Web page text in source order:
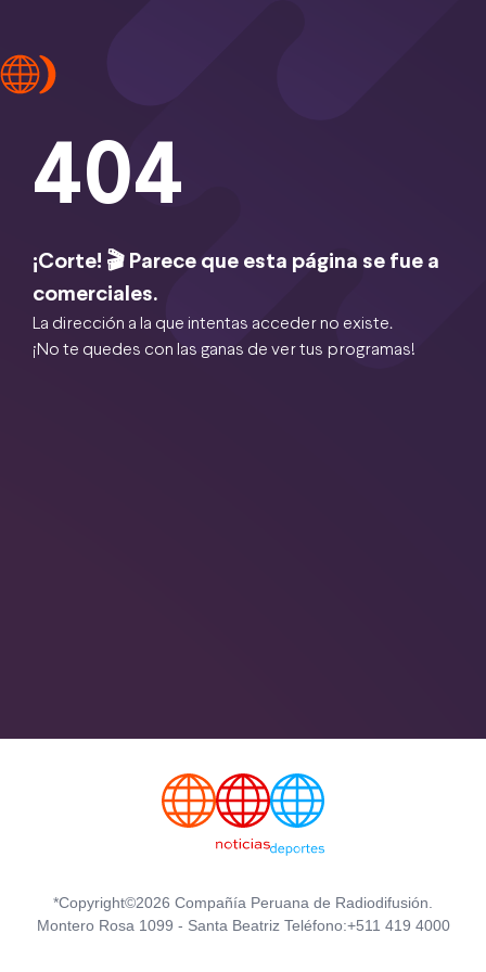
404
¡Corte! 🎬 Parece que esta página se fue a
comerciales.
La dirección a la que intentas acceder no existe.
¡No te quedes con las ganas de ver tus programas!
*Copyright©2026 Compañía Peruana de Radiodifusión.
Montero Rosa 1099 - Santa Beatriz Teléfono:+511 419 4000